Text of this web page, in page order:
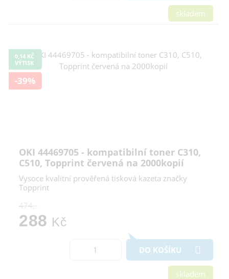
skladem
0,14 KČ
VÝTISK
-39%
OKI 44469705 - kompatibilní toner C310,
C510, Topprint červená na 2000kopií
Vysoce kvalitní prověřená tisková kazeta značky
Topprint
474,-
288 Kč
DO KOŠÍKU
skladem